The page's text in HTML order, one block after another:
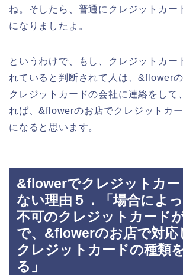
ね。そしたら、普通にクレジットカー
になりましたよ。
というわけで、もし、クレジットカー
れていると判断されて人は、&flowerの
クレジットカードの会社に連絡をして
れば、&flowerのお店でクレジットカ
になると思います。
&flowerでクレジットカー
ない理由５．「場合によ
不可のクレジットカード
で、&flowerのお店で対応
クレジットカードの種類
る」